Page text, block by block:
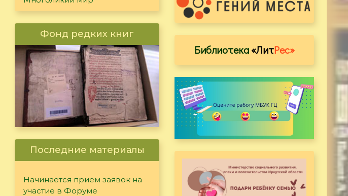
Фонд редких книг
Последние материалы
Начинается прием заявок на
участие в Форуме
Библиотека«ЛитРес»